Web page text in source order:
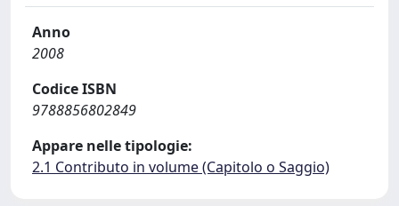
Anno
2008
Codice ISBN
9788856802849
Appare nelle tipologie:
2.1 Contributo in volume (Capitolo o Saggio)